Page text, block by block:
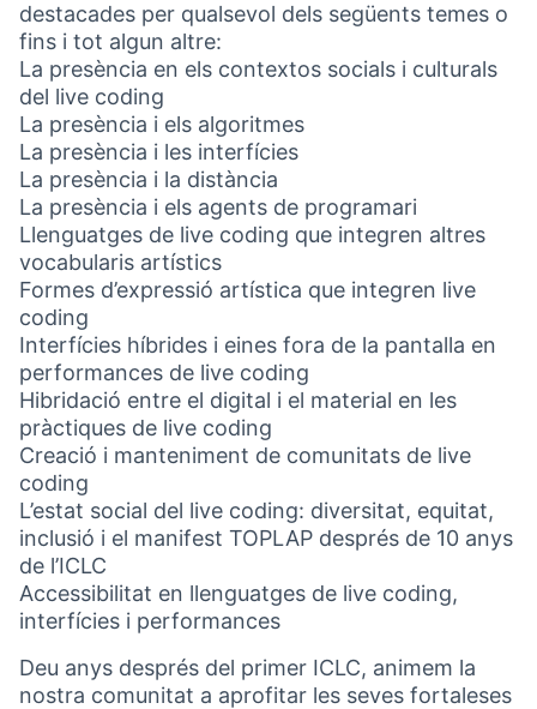
destacades per qualsevol dels següents temes o
fins i tot algun altre:
La presència en els contextos socials i culturals
del live coding
La presència i els algoritmes
La presència i les interfícies
La presència i la distància
La presència i els agents de programari
Llenguatges de live coding que integren altres
vocabularis artístics
Formes d’expressió artística que integren live
coding
Interfícies híbrides i eines fora de la pantalla en
performances de live coding
Hibridació entre el digital i el material en les
pràctiques de live coding
Creació i manteniment de comunitats de live
coding
L’estat social del live coding: diversitat, equitat,
inclusió i el manifest TOPLAP després de 10 anys
de l’ICLC
Accessibilitat en llenguatges de live coding,
interfícies i performances
Deu anys després del primer ICLC, animem la
nostra comunitat a aprofitar les seves fortaleses